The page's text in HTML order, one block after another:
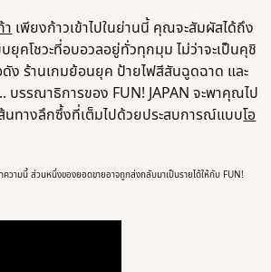
าเพียงก้าวเข้าไปในย่านนี้ คุณจะสัมผัสได้ถึง
คโชวะที่อบอวลอยู่ทั่วทุกมุม ไม่ว่าจะเป็นคุชิ
ง ร้านเกมย้อนยุค ป้ายไฟสีสันฉูดฉาด และ
บรรณาธิการของ FUN! JAPAN จะพาคุณไป
นทางลึกซึ้งที่เต็มไปด้วยประสบการณ์แบบโอ
วามนี้ ส่วนหนึ่งของยอดขายอาจถูกส่งกลับมาเป็นรายได้ให้กับ FUN!